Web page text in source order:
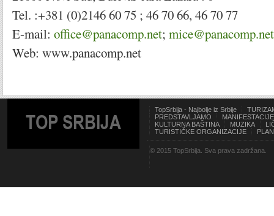
Tel. :+381 (0)2146 60 75 ; 46 70 66, 46 70 77
E-mail: office@panacomp.net; mice@panacomp.net
Web: www.panacomp.net
TOP SRBIJA
TopSrbija - Najbolje iz Srbije
PREDSTAVLJAMO
MANIFESTACIJE
KULTURNA BAŠTINA
MUZIKA
TURISTIČKE ORGANIZACIJE
© 2015 TopSrbija. Sva prava zadržana.